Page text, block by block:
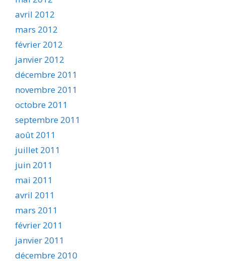
avril 2012
mars 2012
février 2012
janvier 2012
décembre 2011
novembre 2011
octobre 2011
septembre 2011
août 2011
juillet 2011
juin 2011
mai 2011
avril 2011
mars 2011
février 2011
janvier 2011
décembre 2010